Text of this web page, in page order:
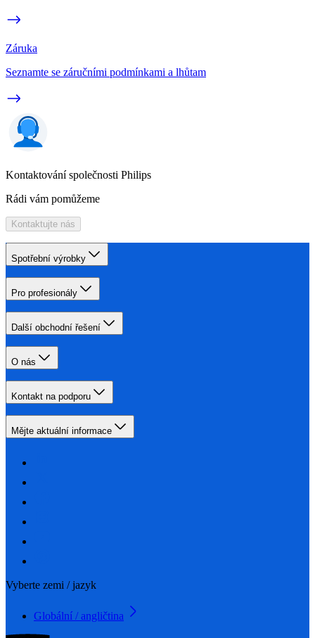
Záruka
Seznamte se záručními podmínkami a lhůtam
Kontaktování společnosti Philips
Rádi vám pomůžeme
Kontaktujte nás
Spotřební výrobky
Pro profesionály
Další obchodní řešení
O nás
Kontakt na podporu
Mějte aktuální informace
Vyberte zemi / jazyk
Globální / angličtina